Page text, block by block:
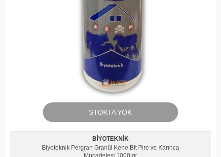
STOKTA YOK
BIYOTEKNIK
Biyoteknik Pergran Granül Kene Bit Pire ve Karınca
Mücadelesi 1000 gr